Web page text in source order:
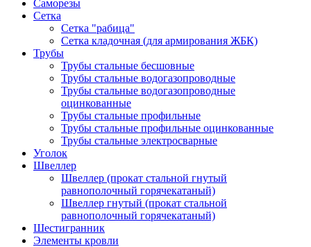
Саморезы
Сетка
Сетка "рабица"
Сетка кладочная (для армирования ЖБК)
Трубы
Трубы стальные бесшовные
Трубы стальные водогазопроводные
Трубы стальные водогазопроводные
оцинкованные
Трубы стальные профильные
Трубы стальные профильные оцинкованные
Трубы стальные электросварные
Уголок
Швеллер
Швеллер (прокат стальной гнутый
равнополочный горячекатаный)
Швеллер гнутый (прокат стальной
равнополочный горячекатаный)
Шестигранник
Элементы кровли